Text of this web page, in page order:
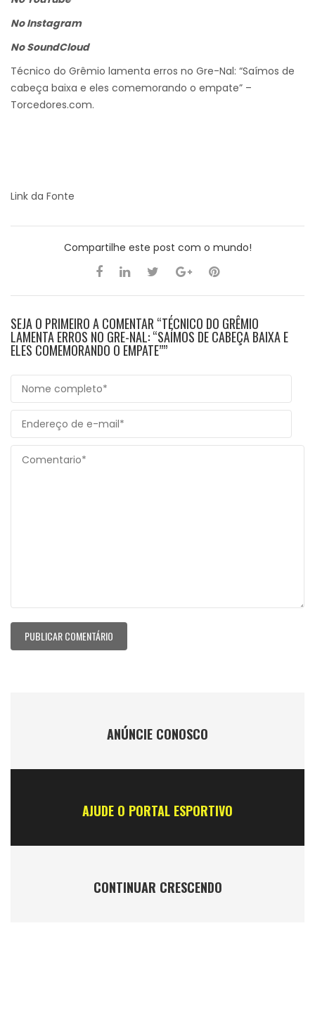
No Instagram
No SoundCloud
Técnico do Grêmio lamenta erros no Gre-Nal: “Saímos de
cabeça baixa e eles comemorando o empate” –
Torcedores.com.
Link da Fonte
Compartilhe este post com o mundo!
SEJA O PRIMEIRO A COMENTAR “TÉCNICO DO GRÊMIO
LAMENTA ERROS NO GRE-NAL: “SAÍMOS DE CABEÇA BAIXA E
ELES COMEMORANDO O EMPATE””
ANÚNCIE CONOSCO
AJUDE O PORTAL ESPORTIVO
CONTINUAR CRESCENDO